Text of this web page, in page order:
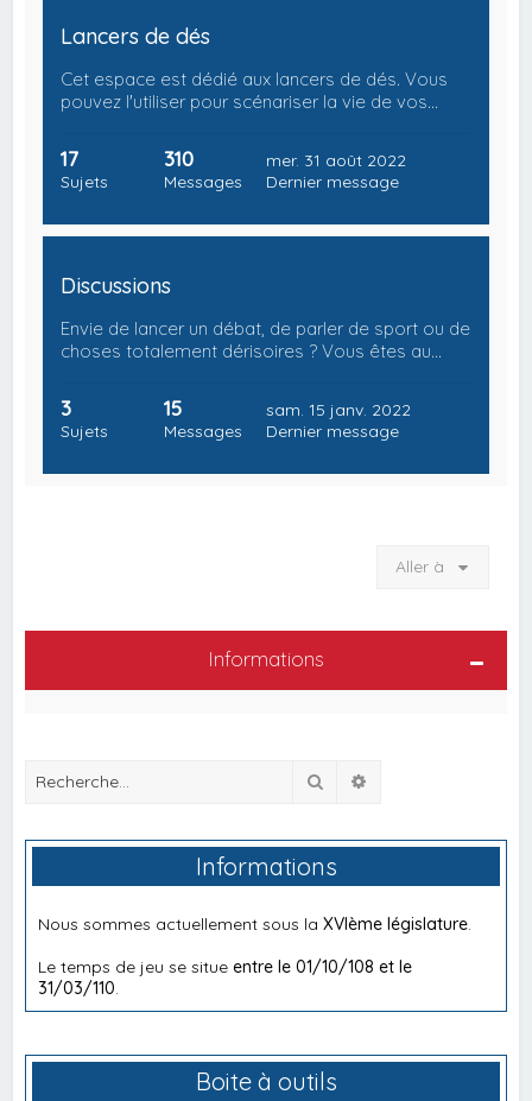
Lancers de dés
Cet espace est dédié aux lancers de dés. Vous
pouvez l'utiliser pour scénariser la vie de vos…
17
Sujets
310
Messages
mer. 31 août 2022
Dernier message
Discussions
Envie de lancer un débat, de parler de sport ou de
choses totalement dérisoires ? Vous êtes au…
3
Sujets
15
Messages
sam. 15 janv. 2022
Dernier message
Aller à
Informations
Rechercher
Informations
Nous sommes actuellement sous laXVIème législature
Le temps de jeu se situeentre le 01/10/108 et le
31/03/110
Boite à outils